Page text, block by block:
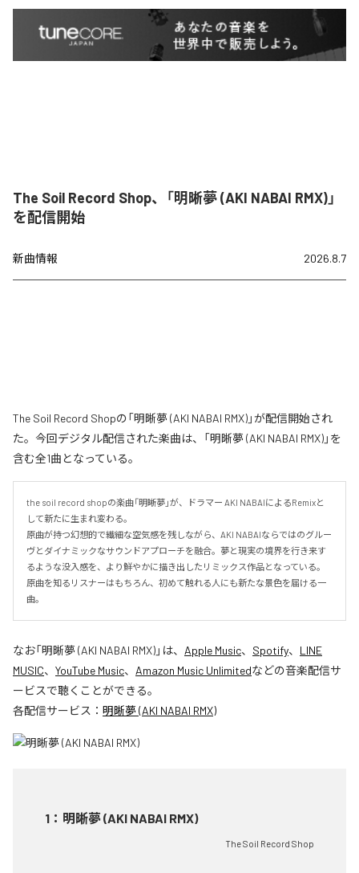
The Soil Record Shop、「明晰夢 (AKI NABAI RMX)」
を配信開始
新曲情報 2026.8.7
The Soil Record Shopの「明晰夢 (AKI NABAI RMX)」が配信開始され
た。今回デジタル配信された楽曲は、「明晰夢 (AKI NABAI RMX)」を
含む全1曲となっている。
the soil record shopの楽曲「明晰夢」が、ドラマー AKI NABAIによるRemixと
して新たに生まれ変わる。
原曲が持つ幻想的で繊細な空気感を残しながら、AKI NABAIならではのグルー
ヴとダイナミックなサウンドアプローチを融合。夢と現実の境界を行き来す
るような没入感を、より鮮やかに描き出したリミックス作品となっている。
原曲を知るリスナーはもちろん、初めて触れる人にも新たな景色を届ける一
曲。
なお「明晰夢 (AKI NABAI RMX)」は、 Apple Music、 Spotify、 LINE
MUSIC、 YouTube Music、 Amazon Music Unlimitedなどの音楽配信サ
ービスで聴くことができる。
各配信サービス： 明晰夢 (AKI NABAI RMX)
1 ： 明晰夢 (AKI NABAI RMX)
The Soil Record Shop